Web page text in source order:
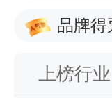
品牌得
上榜行业